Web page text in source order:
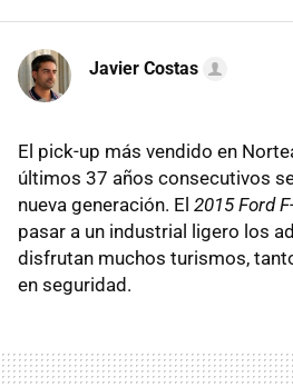
Javier Costas
El pick-up más vendido en
últimos 37 años consecutivos
nueva generación. El 2015 Ford
pasar a un industrial ligero los
disfrutan muchos turismos,
en seguridad.